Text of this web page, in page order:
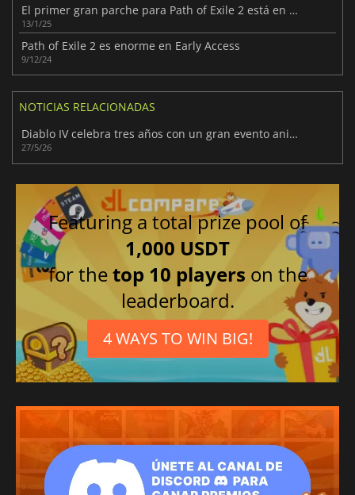
El primer gran parche para Path of Exile 2 está en camino
13/1/25
Path of Exile 2 es enorme en Early Access
9/12/24
NOTICIAS RELACIONADAS
Diablo IV celebra tres años con un gran evento aniversario
27/5/26
Featuring a total prize pool of
1,000 USDT
for thetop 10 players on the
leaderboard.
4 WAYS TO WIN BIG!